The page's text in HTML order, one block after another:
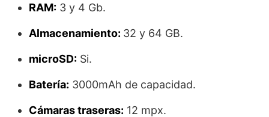
RAM: 3 y 4 Gb.
Almacenamiento: 32 y 64 GB.
microSD: Si.
Batería: 3000mAh de capacidad.
Cámaras traseras: 12 mpx.